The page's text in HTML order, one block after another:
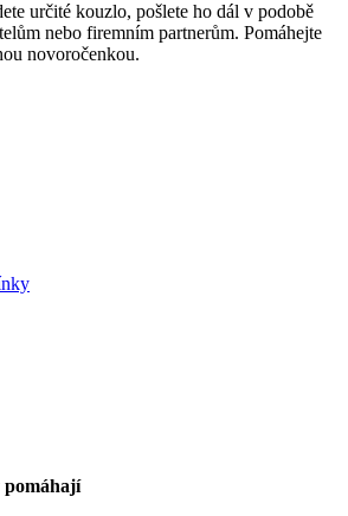
určité kouzlo, pošlete ho dál v podobě
nebo firemním partnerům. Pomáhejte
novoročenkou.